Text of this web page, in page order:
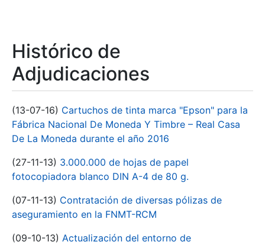
Histórico de
Adjudicaciones
(13-07-16) Cartuchos de tinta marca "Epson" para la
Fábrica Nacional De Moneda Y Timbre – Real Casa
De La Moneda durante el año 2016
(27-11-13) 3.000.000 de hojas de papel
fotocopiadora blanco DIN A-4 de 80 g.
(07-11-13) Contratación de diversas pólizas de
aseguramiento en la FNMT-RCM
(09-10-13) Actualización del entorno de